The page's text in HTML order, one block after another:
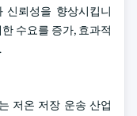
신뢰성을 향상시킵니
수요를 증가, 효과적
저온 저장 운송 산업